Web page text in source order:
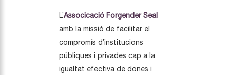
L’Associcació Forgender Seal
amb la missió de facilitar el
compromís d’institucions
públiques i privades cap a la
igualtat efectiva de dones i